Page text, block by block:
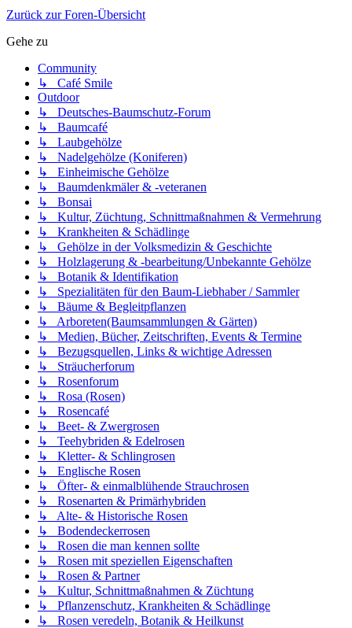
Zurück zur Foren-Übersicht
Gehe zu
Community
↳ Café Smile
Outdoor
↳ Deutsches-Baumschutz-Forum
↳ Baumcafé
↳ Laubgehölze
↳ Nadelgehölze (Koniferen)
↳ Einheimische Gehölze
↳ Baumdenkmäler & -veteranen
↳ Bonsai
↳ Kultur, Züchtung, Schnittmaßnahmen & Vermehrung
↳ Krankheiten & Schädlinge
↳ Gehölze in der Volksmedizin & Geschichte
↳ Holzlagerung & -bearbeitung/Unbekannte Gehölze
↳ Botanik & Identifikation
↳ Spezialitäten für den Baum-Liebhaber / Sammler
↳ Bäume & Begleitpflanzen
↳ Arboreten(Baumsammlungen & Gärten)
↳ Medien, Bücher, Zeitschriften, Events & Termine
↳ Bezugsquellen, Links & wichtige Adressen
↳ Sträucherforum
↳ Rosenforum
↳ Rosa (Rosen)
↳ Rosencafé
↳ Beet- & Zwergrosen
↳ Teehybriden & Edelrosen
↳ Kletter- & Schlingrosen
↳ Englische Rosen
↳ Öfter- & einmalblühende Strauchrosen
↳ Rosenarten & Primärhybriden
↳ Alte- & Historische Rosen
↳ Bodendeckerrosen
↳ Rosen die man kennen sollte
↳ Rosen mit speziellen Eigenschaften
↳ Rosen & Partner
↳ Kultur, Schnittmaßnahmen & Züchtung
↳ Pflanzenschutz, Krankheiten & Schädlinge
↳ Rosen veredeln, Botanik & Heilkunst